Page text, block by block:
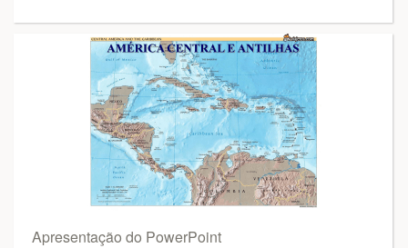
Apresentação do PowerPoint